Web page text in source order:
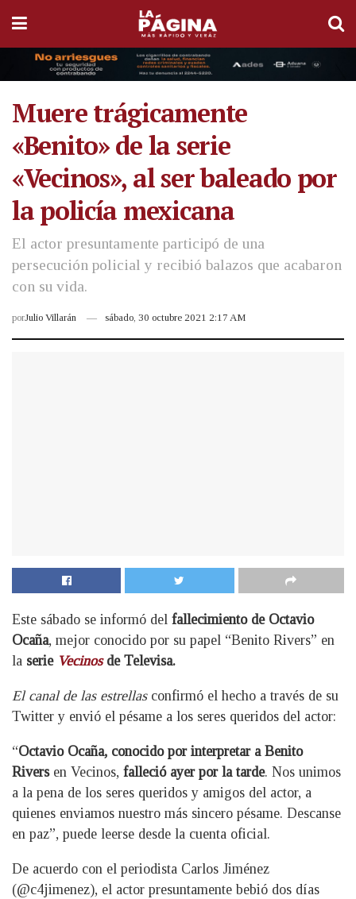
Muere trágicamente
«Benito» de la serie
«Vecinos», al ser baleado por
la policía mexicana
El actor presuntamente participó de una
persecución policial y recibió balazos que acabaron
con su vida.
porJulio Villarán sábado, 30 octubre 2021 2:17 AM
Este sábado se informó del fallecimiento de Octavio
Ocaña, mejor conocido por su papel “Benito Rivers” en
la serie Vecinosde Televisa.
El canal de las estrellasconfirmó el hecho a través de su
Twitter y envió el pésame a los seres queridos del actor:
“Octavio Ocaña, conocido por interpretar a Benito
Rivers en Vecinos, falleció ayer por la tarde. Nos unimos
a la pena de los seres queridos y amigos del actor, a
quienes enviamos nuestro más sincero pésame. Descanse
en paz”, puede leerse desde la cuenta oficial.
De acuerdo con el periodista Carlos Jiménez
(@c4jimenez), el actor presuntamente bebió dos días